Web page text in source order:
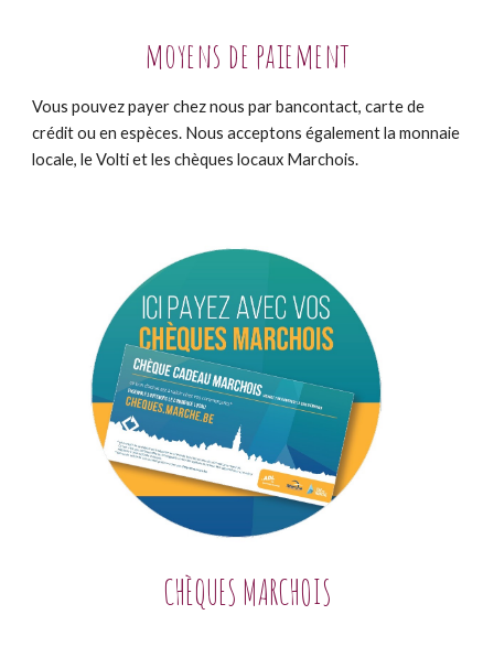
moyens de paiement
Vous pouvez payer chez nous par bancontact, carte de
crédit ou en espèces. Nous acceptons également la monnaie
locale, le Volti et les chèques locaux Marchois.
CHÈQUES MARCHOIS